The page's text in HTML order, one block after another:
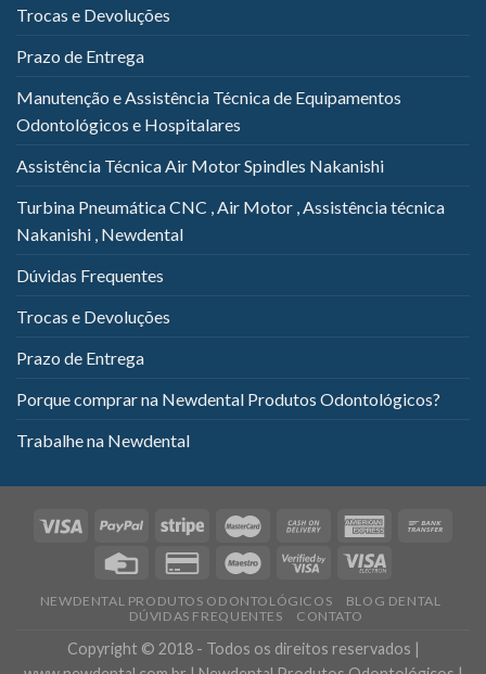
Trocas e Devoluções
Prazo de Entrega
Manutenção e Assistência Técnica de Equipamentos
Odontológicos e Hospitalares
Assistência Técnica Air Motor Spindles Nakanishi
Turbina Pneumática CNC , Air Motor , Assistência técnica
Nakanishi , Newdental
Dúvidas Frequentes
Trocas e Devoluções
Prazo de Entrega
Porque comprar na Newdental Produtos Odontológicos?
Trabalhe na Newdental
NEWDENTAL PRODUTOS ODONTOLÓGICOS
BLOG DENTAL
DÚVIDAS FREQUENTES
CONTATO
Copyright © 2018 - Todos os direitos reservados |